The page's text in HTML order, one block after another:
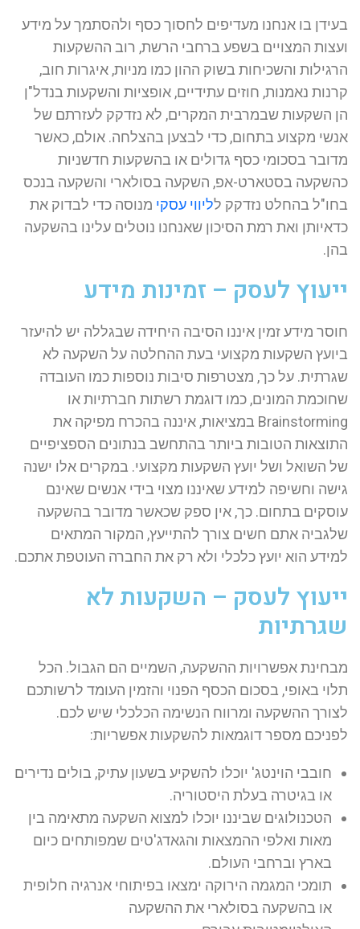
בעידן בו אנחנו מעדיפים לחסוך כסף ולהסתמך על מידע
ועצות המצויים בשפע ברחבי הרשת, רוב ההשקעות
הרגילות והשכיחות בשוק ההון כמו מניות, איגרות חוב,
קרנות נאמנות, חוזים עתידיים, אופציות והשקעות בנדל"ן
הן השקעות שבמרבית המקרים, לא נזדקק לעזרתם של
אנשי מקצוע בתחום, כדי לבצען בהצלחה. אולם, כאשר
מדובר בסכומי כסף גדולים או בהשקעות חדשניות
כהשקעה בסטארט-אפ, השקעה בסולארי והשקעה בנכס
בחו"ל בהחלט נזדקק לליווי עסקי מנוסה כדי לבדוק את
כדאיותן ואת רמת הסיכון שאנחנו נוטלים עלינו בהשקעה
בהן.
ייעוץ לעסק – זמינות מידע
חוסר מידע זמין איננו הסיבה היחידה שבגללה יש להיעזר
ביועץ השקעות מקצועי בעת ההחלטה על השקעה לא
שגרתית. על כך, מצטרפות סיבות נוספות כמו העובדה
שחוכמת המונים, כמו דוגמת רשתות חברתיות או
Brainstorming במציאות, איננה בהכרח מפיקה את
התוצאות הטובות ביותר בהתחשב בנתונים הספציפיים
של השואל ושל יועץ השקעות מקצועי. במקרים אלו ישנה
גישה וחשיפה למידע שאיננו מצוי בידי אנשים שאינם
עוסקים בתחום. כך, אין ספק שכאשר מדובר בהשקעה
שלגביה אתם חשים צורך להתייעץ, המקור המתאים
למידע הוא יועץ כלכלי ולא רק את החברה העוטפת אתכם.
ייעוץ לעסק – השקעות לא
שגרתיות
מבחינת אפשרויות ההשקעה, השמיים הם הגבול. הכל
תלוי באופי, בסכום הכסף הפנוי והזמין העומד לרשותכם
לצורך ההשקעה ומרווח הנשימה הכלכלי שיש לכם.
לפניכם מספר דוגמאות להשקעות אפשריות:
חובבי הוינטג' יוכלו להשקיע בשעון עתיק, בולים נדירים
או בגיטרה בעלת היסטוריה.
הטכנולוגים שביננו יוכלו למצוא השקעה מתאימה בין
מאות ואלפי ההמצאות והגאדג'טים שמפותחים כיום
בארץ וברחבי העולם.
תומכי המגמה הירוקה ימצאו בפיתוחי אנרגיה חלופית
או בהשקעה בסולארי את ההשקעה